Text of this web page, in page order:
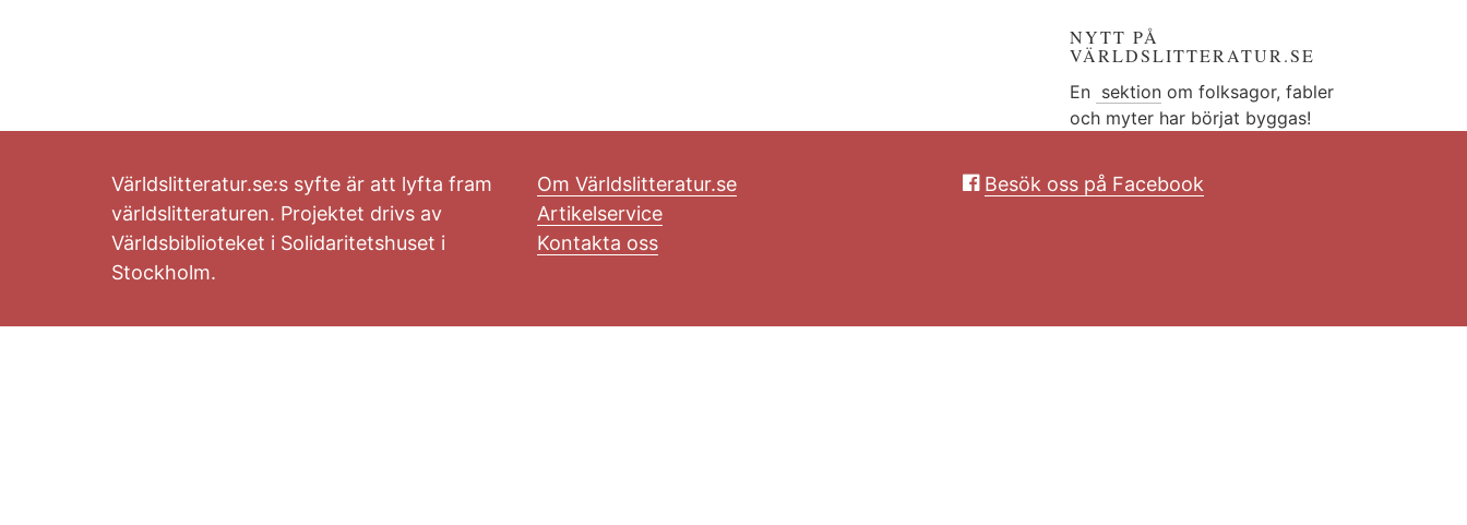
NYTT PÅ
VÄRLDSLITTERATUR.SE
En sektionom folksagor, fabler
och myter har börjat byggas!
Världslitteratur.se:s syfte är att lyfta fram
världslitteraturen. Projektet drivs av
Världsbiblioteket i Solidaritetshuset i
Stockholm.
Om Världslitteratur.se
Artikelservice
Kontakta oss
Besök oss på Facebook